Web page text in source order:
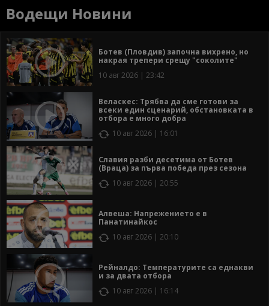
Водещи Новини
Ботев (Пловдив) започна вихрено, но
накрая трепери срещу "соколите"
10 авг 2026 | 23:42
Веласкес: Трябва да сме готови за
всеки един сценарий, обстановката в
отбора е много добра
10 авг 2026 | 16:01
Славия разби десетима от Ботев
(Враца) за първа победа през сезона
10 авг 2026 | 20:55
Алвеша: Напрежението е в
Панатинайкос
10 авг 2026 | 20:10
Рейналдо: Температурите са еднакви
и за двата отбора
10 авг 2026 | 16:14